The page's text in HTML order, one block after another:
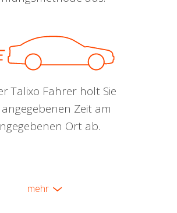
Talixo Fahrer holt Sie
Zeit am
Ort ab.
mehr